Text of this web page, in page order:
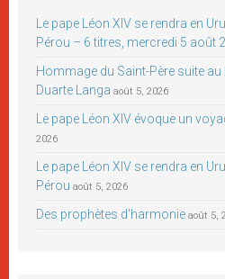
Le pape Léon XIV se rendra en
Pérou – 6 titres, mercredi 5 août
Hommage du Saint-Père suite
Duarte Langa août 5, 2026
Le pape Léon XIV évoque un
2026
Le pape Léon XIV se rendra en
Pérou août 5, 2026
Des prophètes d’harmonie août 5,